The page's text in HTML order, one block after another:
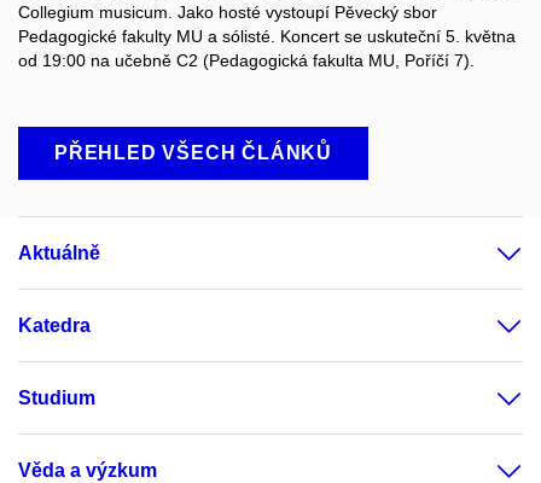
Collegium musicum. Jako hosté vystoupí Pěvecký sbor
Pedagogické fakulty MU a sólisté. Koncert se uskuteční 5. května
od 19:00 na učebně C2 (Pedagogická fakulta MU, Poříčí 7).
PŘEHLED VŠECH ČLÁNKŮ
Aktuálně
Katedra
Studium
Věda a výzkum